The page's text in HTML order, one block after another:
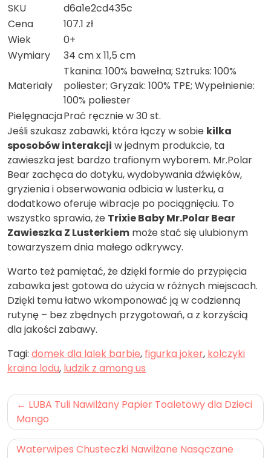
SKU
d6a1e2cd435c
Cena
107.1 zł
Wiek
0+
Wymiary
34 cm x 11,5 cm
Materiały
Tkanina: 100% bawełna; Sztruks: 100%
poliester; Gryzak: 100% TPE; Wypełnienie:
100% poliester
PielęgnacjaPrać ręcznie w 30 st.
Jeśli szukasz zabawki, która łączy w sobie kilka
sposobów interakcji w jednym produkcie, ta
zawieszka jest bardzo trafionym wyborem. Mr.Polar
Bear zachęca do dotyku, wydobywania dźwięków,
gryzienia i obserwowania odbicia w lusterku, a
dodatkowo oferuje wibracje po pociągnięciu. To
wszystko sprawia, że Trixie Baby Mr.Polar Bear
Zawieszka Z Lusterkiem może stać się ulubionym
towarzyszem dnia małego odkrywcy.
Warto też pamiętać, że dzięki formie do przypięcia
zabawka jest gotowa do użycia w różnych miejscach.
Dzięki temu łatwo wkomponować ją w codzienną
rutynę – bez zbędnych przygotowań, a z korzyścią
dla jakości zabawy.
Tagi: domek dla lalek barbie, figurka joker, kolczyki
kraina lodu, ludzik z among us
Nawigacja
wpisu
LUBA Tuli Nawilżany Papier Toaletowy dla Dzieci
Mango
Waterwipes Chusteczki Nawilżane Nasączane